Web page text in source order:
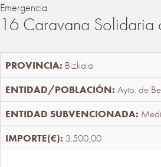
Emergencia
16 Caravana Solidaria
Bizkaia
Ayto. de
3.500,00